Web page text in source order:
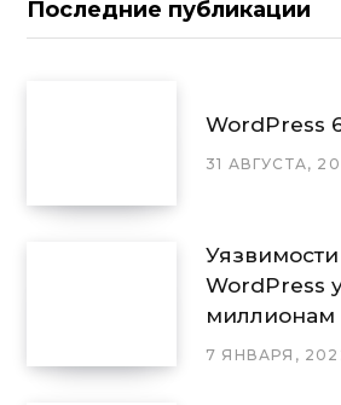
Последние публикации
WordPress
31 АВГУСТА,
WordPress
миллионам
7 ЯНВАРЯ,